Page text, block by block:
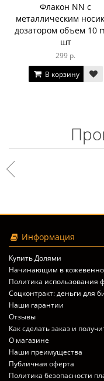
Флакон NN с
металлическим
дозатором объем 10
шт
299 р.
В корзину
Информация
Купить Долями
Начинающим в
Политика использования
Соцконтракт: деньги для
Наши гарантии
Отзывы
Как сделать заказ и
О магазине
Наши преимущества
Публичная оферта
Политика безопасности